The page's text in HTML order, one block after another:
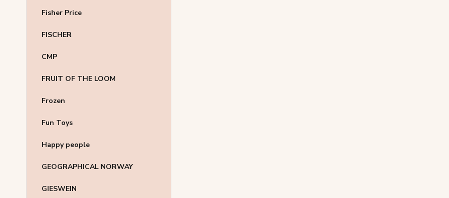
Fisher Price
FISCHER
CMP
FRUIT OF THE LOOM
Frozen
Fun Toys
Happy people
GEOGRAPHICAL NORWAY
GIESWEIN